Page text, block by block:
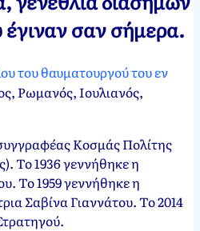
έγιναν σαν σήμερα.
του θαυματουργού του εν
Ρωμανός, Ιουλιανός,
Κοσμάς Πολίτης
Το 1936 γεννήθηκε η
Το 1959 γεννήθηκε η
Σαβίνα Γιαννάτου. Το 2014